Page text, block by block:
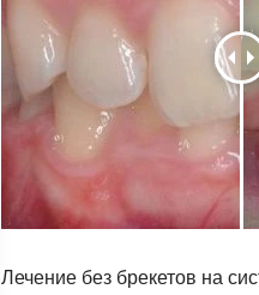
Лечение без брекетов на